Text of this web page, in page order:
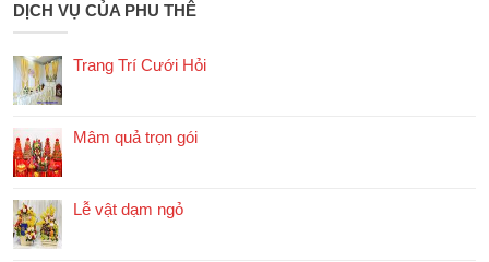
DỊCH VỤ CỦA PHU THÊ
Trang Trí Cưới Hỏi
Mâm quả trọn gói
Lễ vật dạm ngỏ